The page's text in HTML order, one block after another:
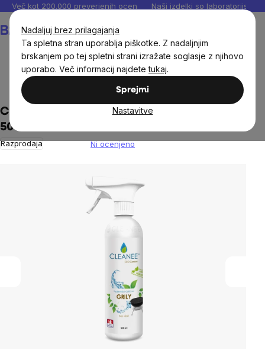
Nadaljuj brez prilagajanja
Ta spletna stran uporablja piškotke. Z nadaljnjim
brskanjem po tej spletni strani izražate soglasje z njihovo
uporabo. Več informacij najdetetukaj.
Sprejmi
Nastavitve
Preskoči
vsebino
Več kot 200.000 preverjenih ocen Naši izdelki so laboratorijsko
Čistilna sredstva
Cleanee ECO higiensko čistilo za GRILL
500ml
Razprodaja Ni ocenjeno